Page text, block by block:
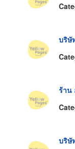
บริษั
ร้าน
บริษั